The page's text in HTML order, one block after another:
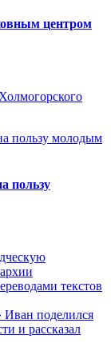
центром
пользу
текстов
Иван поделился
и рассказал